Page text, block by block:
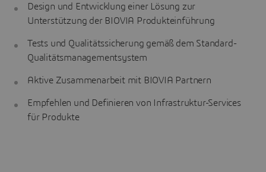
Design und Entwicklung einer Lösung zur
Unterstützung der BIOVIA Produkteinführung
Tests und Qualitätssicherung gemäß dem Standard-
Qualitätsmanagementsystem
Aktive Zusammenarbeit mit BIOVIA Partnern
Empfehlen und Definieren von Infrastruktur-Services
für Produkte